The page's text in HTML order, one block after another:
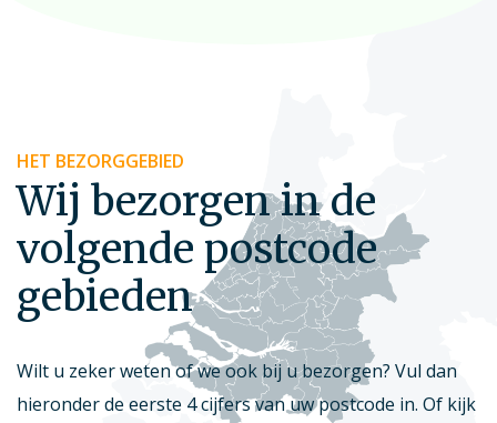
HET BEZORGGEBIED
Wij bezorgen in de
volgende postcode
gebieden
Wilt u zeker weten of we ook bij u bezorgen? Vul dan
hieronder de eerste 4 cijfers van uw postcode in. Of kijk